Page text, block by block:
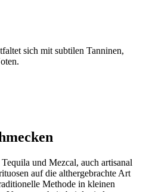
sich mit subtilen Tanninen,
und Mezcal, auch artisanal
auf die althergebrachte Art
Methode in kleinen